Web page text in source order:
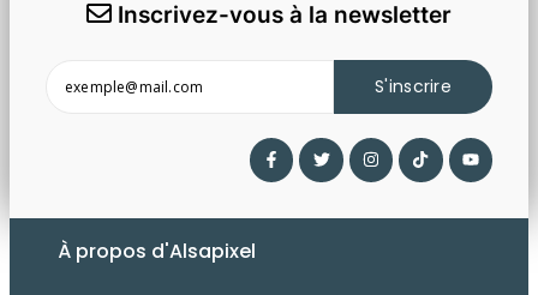
Inscrivez-vous à la newsletter
S'inscrire
À propos d'Alsapixel